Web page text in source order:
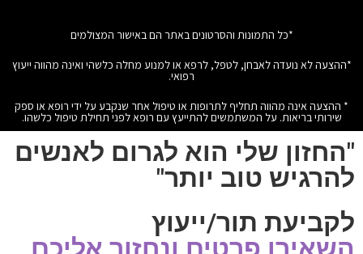
*כל התמונות והסרטונים באתר הם באישור המצולמים
*ההצעה לא נועדה לאבחן, לטפל, לרפא או למנוע מחלה כלשהי ואינה מהווה ייעוץ
רפואי.
* ההצעה אינה מהווה תחליף לתרופות או טיפול אחר שנקבע על ידי רופא או ספק
שירותי בריאות. על המשתמשים להתייעץ עם רופא לפני תחילת טיפול כלשהו.
"החזון שלי הוא לגרום לאנשים
להרגיש טוב יותר"
לקביעת תור/ייעוץ